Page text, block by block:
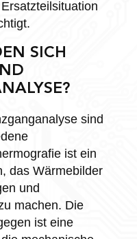
SICH
sind
ist ein
das Wärmebilder
und
machen. Die
ist eine